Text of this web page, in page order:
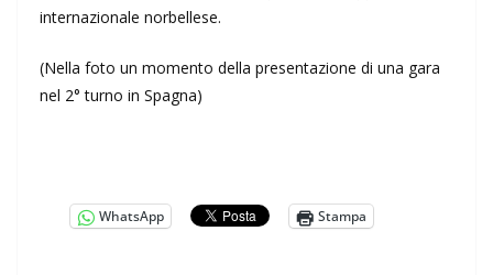
internazionale norbellese.
(Nella foto un momento della presentazione di una gara
nel 2° turno in Spagna)
WhatsApp Stampa